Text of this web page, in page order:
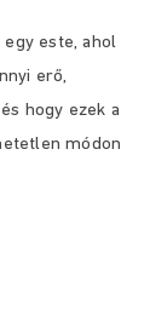
egy este, ahol
erő,
hogy ezek a
módon